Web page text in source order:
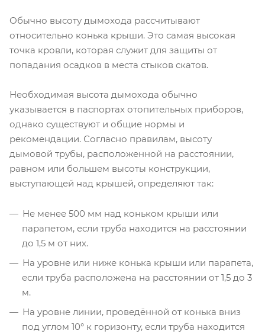
Обычно высоту дымохода рассчитывают
относительно конька крыши. Это самая высокая
точка кровли, которая служит для защиты от
попадания осадков в места стыков скатов.
Необходимая высота дымохода обычно
указывается в паспортах отопительных приборов,
однако существуют и общие нормы и
рекомендации. Согласно правилам, высоту
дымовой трубы, расположенной на расстоянии,
равном или большем высоты конструкции,
выступающей над крышей, определяют так:
Не менее 500 мм над коньком крыши или
парапетом, если труба находится на расстоянии
до 1,5 м от них.
На уровне или ниже конька крыши или парапета,
если труба расположена на расстоянии от 1,5 до 3
м.
На уровне линии, проведённой от конька вниз
под углом 10° к горизонту, если труба находится